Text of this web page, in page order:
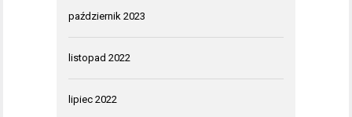
październik 2023
listopad 2022
lipiec 2022